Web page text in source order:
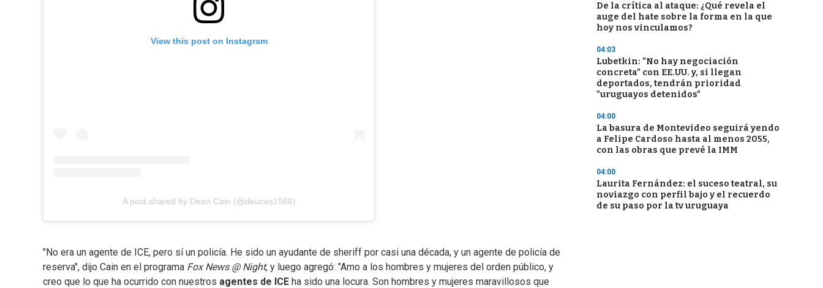
View this post on Instagram
A post shared by Dean Cain (@deuces1966)
"No era un agente de ICE, pero sí un policía. He sido un ayudante de sheriff por casi una década, y un agente de policía de
reserva", dijo Cain en el programa Fox News @ Night, y luego agregó: "Amo a los hombres y mujeres del orden público, y
creo que lo que ha ocurrido con nuestros agentes de ICE ha sido una locura. Son hombres y mujeres maravillosos que
De la crítica al ataque: ¿Qué revela el
auge del hate sobre la forma en la que
hoy nos vinculamos?
04:03
Lubetkin: "No hay negociación
concreta" con EE.UU. y, si llegan
deportados, tendrán prioridad
"uruguayos detenidos"
04:00
La basura de Montevideo seguirá yendo
a Felipe Cardoso hasta al menos 2055,
con las obras que prevé la IMM
04:00
Laurita Fernández: el suceso teatral, su
noviazgo con perfil bajo y el recuerdo
de su paso por la tv uruguaya